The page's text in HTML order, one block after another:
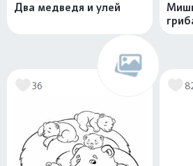
Два медведя и улей
36